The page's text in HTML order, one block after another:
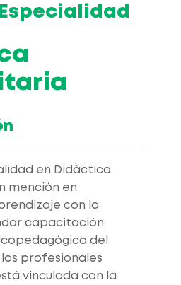
en Didáctica
mención en
con la
capacitación
del
profesionales
vinculada con la